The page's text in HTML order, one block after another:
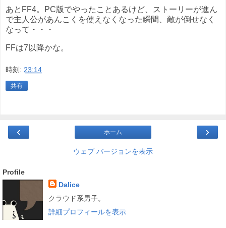
あとFF4。PC版でやったことあるけど、ストーリーが進ん
で主人公があんこくを使えなくなった瞬間、敵が倒せなく
なって・・・
FFは7以降かな。
時刻: 23:14
共有
‹ ›
ホーム
ウェブ バージョンを表示
Profile
Dalice
クラウド系男子。
詳細プロフィールを表示